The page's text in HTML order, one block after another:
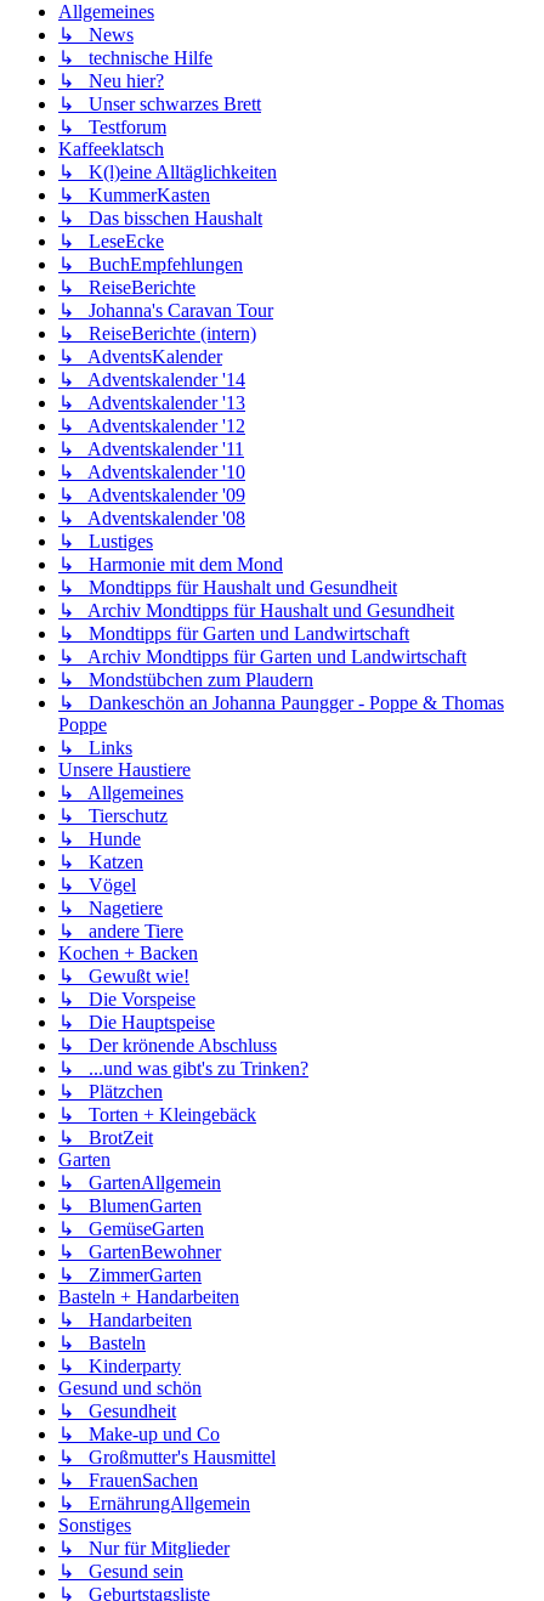
Allgemeines
↳ News
↳ technische Hilfe
↳ Neu hier?
↳ Unser schwarzes Brett
↳ Testforum
Kaffeeklatsch
↳ K(l)eine Alltäglichkeiten
↳ KummerKasten
↳ Das bisschen Haushalt
↳ LeseEcke
↳ BuchEmpfehlungen
↳ ReiseBerichte
↳ Johanna's Caravan Tour
↳ ReiseBerichte (intern)
↳ AdventsKalender
↳ Adventskalender '14
↳ Adventskalender '13
↳ Adventskalender '12
↳ Adventskalender '11
↳ Adventskalender '10
↳ Adventskalender '09
↳ Adventskalender '08
↳ Lustiges
↳ Harmonie mit dem Mond
↳ Mondtipps für Haushalt und Gesundheit
↳ Archiv Mondtipps für Haushalt und Gesundheit
↳ Mondtipps für Garten und Landwirtschaft
↳ Archiv Mondtipps für Garten und Landwirtschaft
↳ Mondstübchen zum Plaudern
↳ Dankeschön an Johanna Paungger - Poppe & Thomas
Poppe
↳ Links
Unsere Haustiere
↳ Allgemeines
↳ Tierschutz
↳ Hunde
↳ Katzen
↳ Vögel
↳ Nagetiere
↳ andere Tiere
Kochen + Backen
↳ Gewußt wie!
↳ Die Vorspeise
↳ Die Hauptspeise
↳ Der krönende Abschluss
↳ ...und was gibt's zu Trinken?
↳ Plätzchen
↳ Torten + Kleingebäck
↳ BrotZeit
Garten
↳ GartenAllgemein
↳ BlumenGarten
↳ GemüseGarten
↳ GartenBewohner
↳ ZimmerGarten
Basteln + Handarbeiten
↳ Handarbeiten
↳ Basteln
↳ Kinderparty
Gesund und schön
↳ Gesundheit
↳ Make-up und Co
↳ Großmutter's Hausmittel
↳ FrauenSachen
↳ ErnährungAllgemein
Sonstiges
↳ Nur für Mitglieder
↳ Gesund sein
↳ Geburtstagsliste